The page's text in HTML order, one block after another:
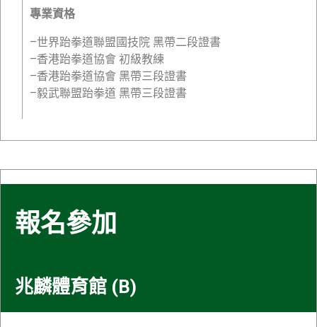
專業資格
–世界跆拳道聯盟國技院 黑帶二段證書
–香港跆拳道協會 初級教練
–香港跆拳道協會 黑帶三段證書
–毅武聯盟跆拳道 黑帶三段證書
報名參加
兆麟體育館 (B)